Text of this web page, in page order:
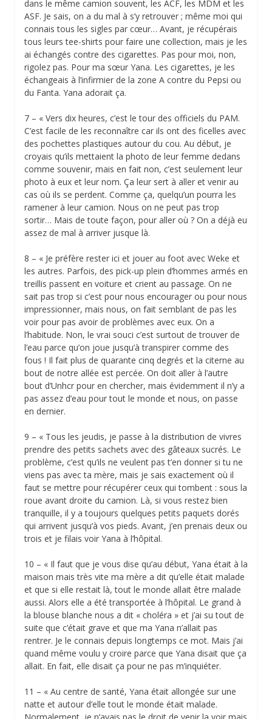
dans le même camion souvent, les ACF, les MDM et les
ASF. Je sais, on a du mal à s’y retrouver ; même moi qui
connais tous les sigles par cœur… Avant, je récupérais
tous leurs tee-shirts pour faire une collection, mais je les
ai échangés contre des cigarettes. Pas pour moi, non,
rigolez pas. Pour ma sœur Yana. Les cigarettes, je les
échangeais à l’infirmier de la zone A contre du Pepsi ou
du Fanta. Yana adorait ça.
7 – « Vers dix heures, c’est le tour des officiels du PAM.
C’est facile de les reconnaître car ils ont des ficelles avec
des pochettes plastiques autour du cou. Au début, je
croyais qu’ils mettaient la photo de leur femme dedans
comme souvenir, mais en fait non, c’est seulement leur
photo à eux et leur nom. Ça leur sert à aller et venir au
cas où ils se perdent. Comme ça, quelqu’un pourra les
ramener à leur camion. Nous on ne peut pas trop
sortir… Mais de toute façon, pour aller où ? On a déjà eu
assez de mal à arriver jusque là.
8 – « Je préfère rester ici et jouer au foot avec Weke et
les autres. Parfois, des pick-up plein d’hommes armés en
treillis passent en voiture et crient au passage. On ne
sait pas trop si c’est pour nous encourager ou pour nous
impressionner, mais nous, on fait semblant de pas les
voir pour pas avoir de problèmes avec eux. On a
l’habitude. Non, le vrai souci c’est surtout de trouver de
l’eau parce qu’on joue jusqu’à transpirer comme des
fous ! Il fait plus de quarante cinq degrés et la citerne au
bout de notre allée est percée. On doit aller à l’autre
bout d’Unhcr pour en chercher, mais évidemment il n’y a
pas assez d’eau pour tout le monde et nous, on passe
en dernier.
9 – « Tous les jeudis, je passe à la distribution de vivres
prendre des petits sachets avec des gâteaux sucrés. Le
problème, c’est qu’ils ne veulent pas t’en donner si tu ne
viens pas avec ta mère, mais je sais exactement où il
faut se mettre pour récupérer ceux qui tombent : sous la
roue avant droite du camion. Là, si vous restez bien
tranquille, il y a toujours quelques petits paquets dorés
qui arrivent jusqu’à vos pieds. Avant, j’en prenais deux ou
trois et je filais voir Yana à l’hôpital.
10 – « Il faut que je vous dise qu’au début, Yana était à la
maison mais très vite ma mère a dit qu’elle était malade
et que si elle restait là, tout le monde allait être malade
aussi. Alors elle a été transportée à l’hôpital. Le grand à
la blouse blanche nous a dit « choléra » et j’ai su tout de
suite que c’était grave et que ma Yana n’allait pas
rentrer. Je le connais depuis longtemps ce mot. Mais j’ai
quand même voulu y croire parce que Yana disait que ça
allait. En fait, elle disait ça pour ne pas m’inquiéter.
11 – « Au centre de santé, Yana était allongée sur une
natte et autour d’elle tout le monde était malade.